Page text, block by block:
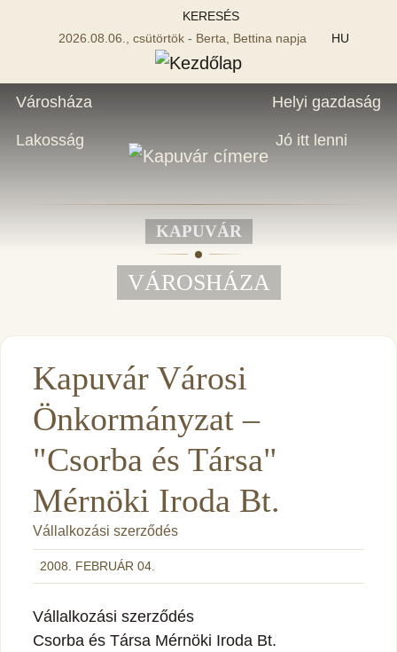
KERESÉS
2026.08.06., csütörtök - Berta, Bettina napja
HU
Városháza
Lakosság
Helyi gazdaság
Jó itt lenni
KAPUVÁR
VÁROSHÁZA
Kapuvár Városi
Önkormányzat –
"Csorba és Társa"
Mérnöki Iroda Bt.
Vállalkozási szerződés
2008. FEBRUÁR 04.
Vállalkozási szerződés
Csorba és Társa Mérnöki Iroda Bt.